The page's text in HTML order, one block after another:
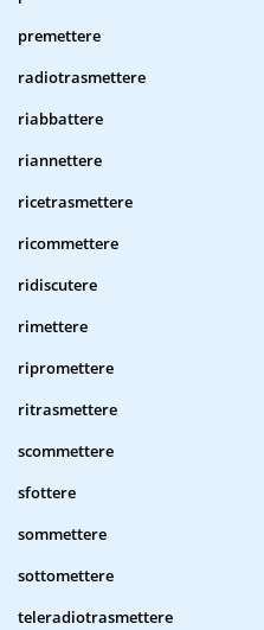
premettere
radiotrasmettere
riabbattere
riannettere
ricetrasmettere
ricommettere
ridiscutere
rimettere
ripromettere
ritrasmettere
scommettere
sfottere
sommettere
sottomettere
teleradiotrasmettere